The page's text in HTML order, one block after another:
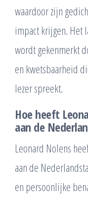
waardoor zijn
impact krijgen. Het
wordt gekenmerkt
en kwetsbaarheid
lezer spreekt.
Hoe heeft
aan de
Leonard Nolens
aan de
en persoonlijke